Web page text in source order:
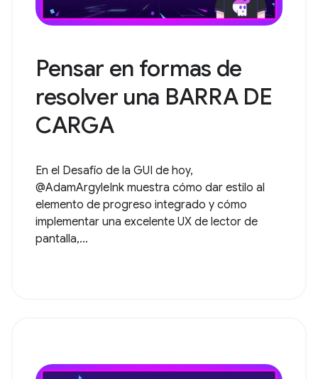
Pensar en formas de
resolver una BARRA DE
CARGA
En el Desafío de la GUI de hoy,
@AdamArgyleInk muestra cómo dar estilo al
elemento de progreso integrado y cómo
implementar una excelente UX de lector de
pantalla,...